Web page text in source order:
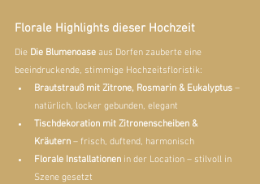
Florale Highlights dieser Hochzeit
Die Die Blumenoase aus Dorfen zauberte eine
beeindruckende, stimmige Hochzeitsfloristik:
Brautstrauß mit Zitrone, Rosmarin & Eukalyptus –
natürlich, locker gebunden, elegant
Tischdekoration mit Zitronenscheiben &
Kräutern – frisch, duftend, harmonisch
Florale Installationen in der Location – stilvoll in
Szene gesetzt